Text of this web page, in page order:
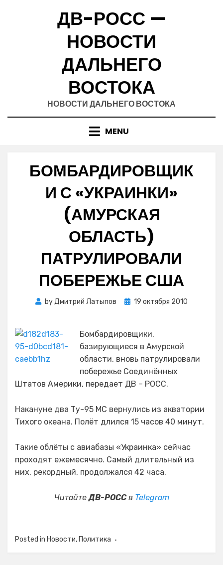
ДВ-РОСС —
НОВОСТИ
ДАЛЬНЕГО
ВОСТОКА
НОВОСТИ ДАЛЬНЕГО ВОСТОКА
MENU
БОМБАРДИРОВЩИК
И С «УКРАИНКИ»
(АМУРСКАЯ
ОБЛАСТЬ)
ПАТРУЛИРОВАЛИ
ПОБЕРЕЖЬЕ США
byДмитрий Латыпов
Posted
19 октября 2010
Бомбардировщики,
базирующиеся в Амурской
области, вновь патрулировали
побережье Соединённых
Штатов Америки, передает ДВ – РОСС.
Накануне два Ту-95 МС вернулись из акватории
Тихого океана. Полёт длился 15 часов 40 минут.
Такие облёты с авиабазы «Украинка» сейчас
проходят ежемесячно. Самый длительный из
них, рекордный, продолжался 42 часа.
ЧитайтеДВ-РОССв Telegram
Posted in Новости, Политика